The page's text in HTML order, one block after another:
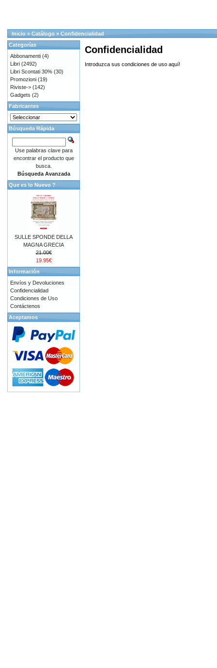
Inicio » Catálogo » Confidencialidad
Confidencialidad
Introduzca sus condiciones de uso aquí!
Categorías
Abbonamenti (4)
Libri (2492)
Libri Scontati 30% (30)
Promozioni (19)
Riviste-> (142)
Gadgets (2)
Fabricantes
Búsqueda Rápida
Use palabras clave para
encontrar el producto que
busca.
Búsqueda Avanzada
Que es lo Nuevo ?
SULLE SPONDE DELLA
MAGNA GRECIA
21.00€
19.95€
Información
Envíos y Devoluciones
Confidencialidad
Condiciones de Uso
Contáctenos
Aceptamos